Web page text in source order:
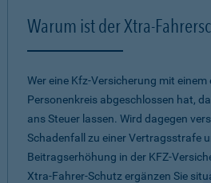
Warum ist der Xtra-
Wer eine Kfz-Versicherung mit
Personenkreis abgeschlossen hat,
ans Steuer lassen. Wird dagegen
Schadenfall zu einer Vertragsstrafe
Beitragserhöhung in der KFZ-
Xtra-Fahrer-Schutz ergänzen Sie